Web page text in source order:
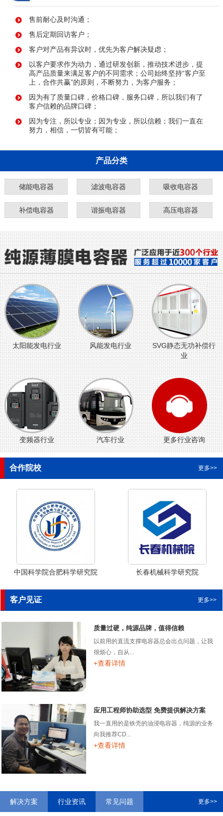
售前耐心及时沟通；
售后定期回访客户；
客户对产品有异议时，优先为客户解决疑虑；
以客户要求作为动力，通过研发创新，推动技术进步，提
高产品质量来满足客户的不同需求；公司始终坚持“客户至
上，合作共赢”的原则，不断努力，为客户服务；
因为有了质量口碑，价格口碑，服务口碑，所以我们有了
客户信赖的品牌口碑；
因为专注，所以专业；因为专业，所以信赖；我们一直在
努力，相信，一切皆有可能；
产品分类
储能电容器 滤波电容器 吸收电容器
补偿电容器 谐振电容器 高压电容器
太阳能发电行业 风能发电行业
SVG静态无功补偿行
业
变频器行业 汽车行业 更多行业咨询
合作院校 更多>>
中国科学院合肥科学研究院 长春机械科学研究院
客户见证 更多>>
质量过硬，纯源品牌，值得信赖
以前用的直流支撑电容器总会出点问题，让我
很烦心，自从...
+查看详情
应用工程师协助选型 免费提供解决方案
我一直用的是铁壳的油浸电容器，纯源的业务
向我推荐CD...
+查看详情
解决方案 行业资讯 常见问题 更多>>